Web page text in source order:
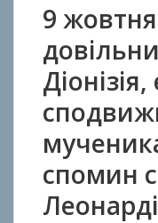
9
спомин